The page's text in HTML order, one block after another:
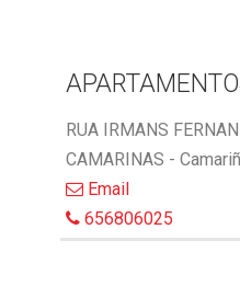
RUA IRMANS
CAMARINAS -
Email
656806025